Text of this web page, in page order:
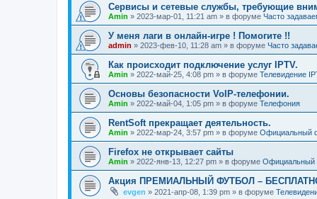
Сервисы и сетевые службы, требующие
Amin » 2023-мар-01, 11:21 am » в форуме Часто
У меня лаги в онлайн-игре ! Помогите !!
admin » 2023-фев-10, 11:28 am » в форуме Часто
Как происходит подключение услуг IPTV.
Amin » 2022-май-25, 4:08 pm » в форуме Телевидение
Основы безопасности VoIP-телефонии.
Amin » 2022-май-04, 1:05 pm » в форуме Телефония
RentSoft прекращает деятельность.
Amin » 2022-мар-24, 3:57 pm » в форуме Официальный
Firefox не открывает сайты
Amin » 2022-янв-13, 12:27 pm » в форуме Официальный
Акция ПРЕМИАЛЬНЫЙ ФУТБОЛ –
evgen » 2021-апр-08, 1:39 pm » в форуме